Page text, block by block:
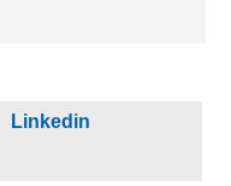
Linkedin